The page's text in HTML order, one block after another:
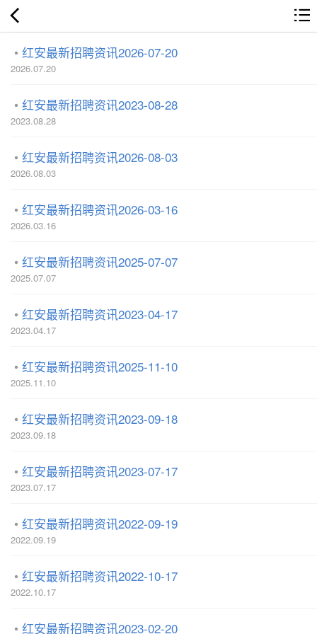
红安最新招聘资讯2026-07-20
2026.07.20
红安最新招聘资讯2023-08-28
2023.08.28
红安最新招聘资讯2026-08-03
2026.08.03
红安最新招聘资讯2026-03-16
2026.03.16
红安最新招聘资讯2025-07-07
2025.07.07
红安最新招聘资讯2023-04-17
2023.04.17
红安最新招聘资讯2025-11-10
2025.11.10
红安最新招聘资讯2023-09-18
2023.09.18
红安最新招聘资讯2023-07-17
2023.07.17
红安最新招聘资讯2022-09-19
2022.09.19
红安最新招聘资讯2022-10-17
2022.10.17
红安最新招聘资讯2023-02-20